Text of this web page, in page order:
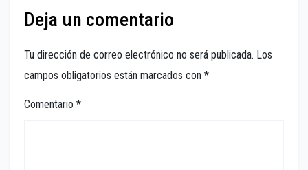
Deja un comentario
Tu dirección de correo electrónico no será publicada. Los
campos obligatorios están marcados con *
Comentario *